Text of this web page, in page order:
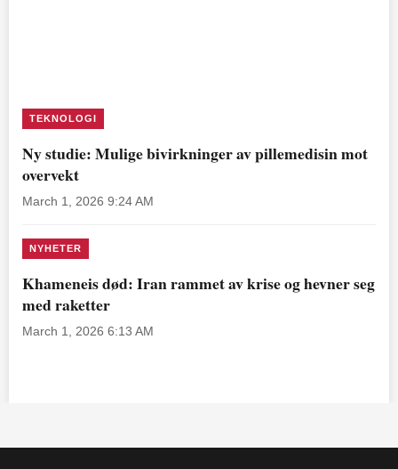
TEKNOLOGI
Ny studie: Mulige bivirkninger av pillemedisin mot
overvekt
March 1, 2026 9:24 AM
NYHETER
Khameneis død: Iran rammet av krise og hevner seg
med raketter
March 1, 2026 6:13 AM